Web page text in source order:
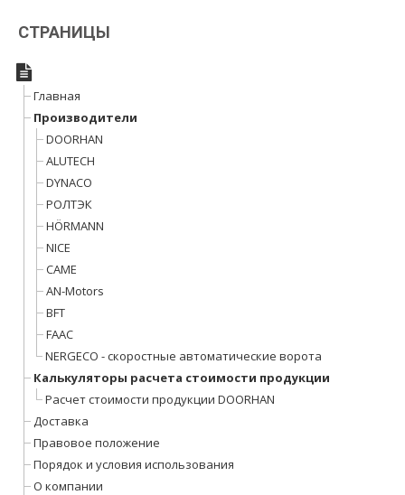
СТРАНИЦЫ
Главная
Производители
DOORHAN
ALUTECH
DYNACO
РОЛТЭК
HÖRMANN
NICE
CAME
AN-Motors
BFT
FAAC
NERGECO - скоростные автоматические ворота
Калькуляторы расчета стоимости продукции
Расчет стоимости продукции DOORHAN
Доставка
Правовое положение
Порядок и условия использования
О компании